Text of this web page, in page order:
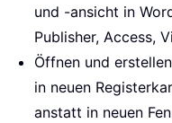
und -ansicht in
Publisher, Access,
Öffnen und
in neuen
anstatt in neuen